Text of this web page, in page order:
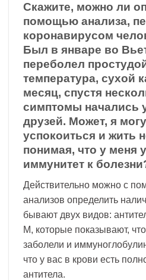
Скажите, можно ли
помощью анализа,
коронавирусом
Был в январе во
переболел
температура, сухой
месяц, спустя
симптомы начались
друзей. Может, я
успокоиться и жить
понимая, что у меня
иммунитет к
Действительно можно с
анализов определить
бывают двух видов:
M, которые показывают,
заболели и
что у вас в крови есть
антитела.